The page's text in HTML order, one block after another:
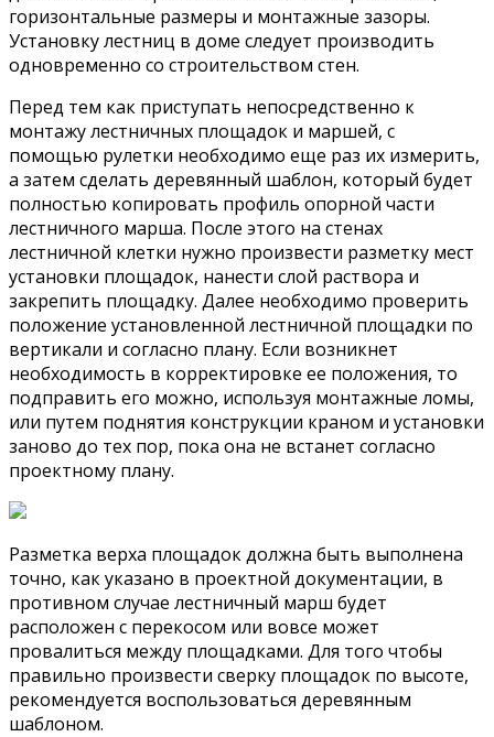
горизонтальные размеры и монтажные зазоры.
Установку лестниц в доме следует производить
одновременно со строительством стен.
Перед тем как приступать непосредственно к
монтажу лестничных площадок и маршей, с
помощью рулетки необходимо еще раз их измерить,
а затем сделать деревянный шаблон, который будет
полностью копировать профиль опорной части
лестничного марша. После этого на стенах
лестничной клетки нужно произвести разметку мест
установки площадок, нанести слой раствора и
закрепить площадку. Далее необходимо проверить
положение установленной лестничной площадки по
вертикали и согласно плану. Если возникнет
необходимость в корректировке ее положения, то
подправить его можно, используя монтажные ломы,
или путем поднятия конструкции краном и установки
заново до тех пор, пока она не встанет согласно
проектному плану.
Разметка верха площадок должна быть выполнена
точно, как указано в проектной документации, в
противном случае лестничный марш будет
расположен с перекосом или вовсе может
провалиться между площадками. Для того чтобы
правильно произвести сверку площадок по высоте,
рекомендуется воспользоваться деревянным
шаблоном.